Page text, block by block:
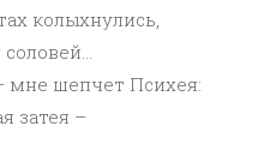
колыхнулись,
мне шепчет Психея:
затея –